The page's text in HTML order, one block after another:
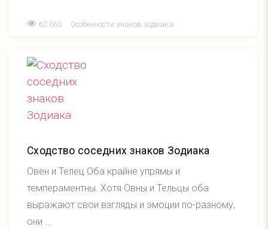
62 060 Особенности знаков зодиака
Сходство соседних знаков Зодиака
Овен и Телец Оба крайне упрямы и
темпераментны. Хотя Овны и Тельцы оба
выражают свои взгляды и эмоции по-разному,
они …